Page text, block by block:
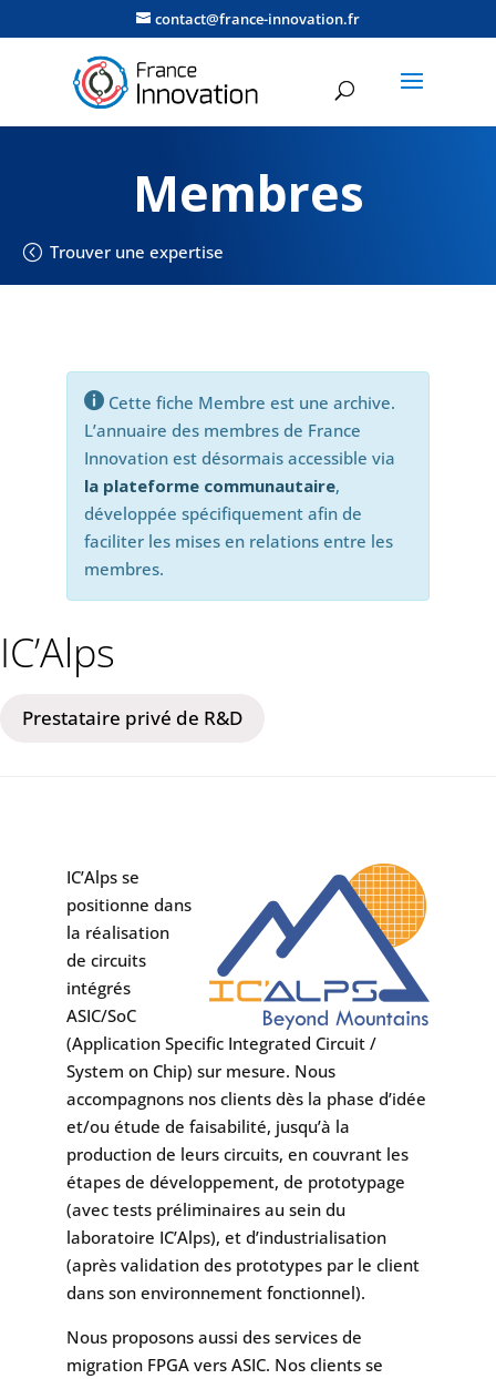
contact@france-innovation.fr
Membres
Trouver une expertise
Cette fiche Membre est une archive.
L’annuaire des membres de France
Innovation est désormais accessible via
la plateforme communautaire,
développée spécifiquement afin de
faciliter les mises en relations entre les
membres.
IC’Alps
Prestataire privé de R&D
IC’Alps se
positionne dans
la réalisation
de circuits
intégrés
ASIC/SoC
(Application Specific Integrated Circuit /
System on Chip) sur mesure. Nous
accompagnons nos clients dès la phase d’idée
et/ou étude de faisabilité, jusqu’à la
production de leurs circuits, en couvrant les
étapes de développement, de prototypage
(avec tests préliminaires au sein du
laboratoire IC’Alps), et d’industrialisation
(après validation des prototypes par le client
dans son environnement fonctionnel).
Nous proposons aussi des services de
migration FPGA vers ASIC. Nos clients se